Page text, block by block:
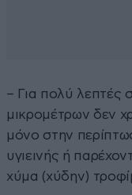
– Για πολύ λεπτές
μικρομέτρων δεν
μόνο στην
υγιεινής ή
χύμα (χύδην)